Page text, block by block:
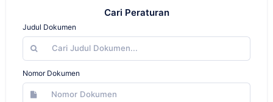
Cari Peraturan
Judul Dokumen
Nomor Dokumen